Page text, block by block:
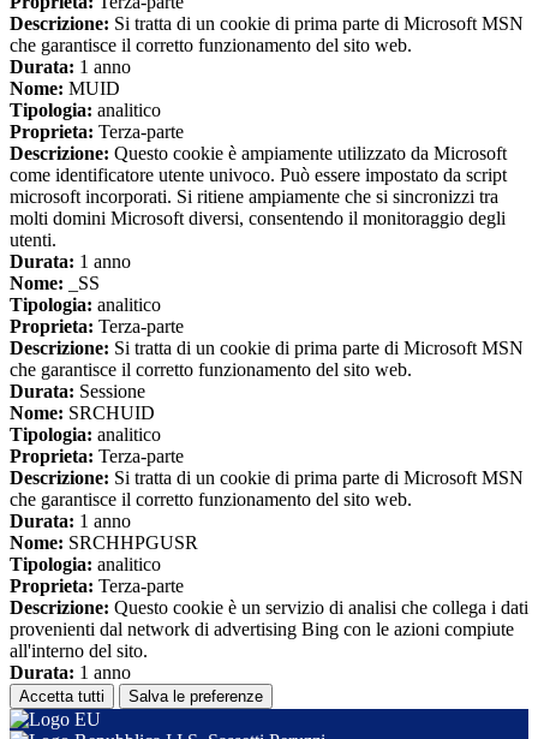
Descrizione: Si tratta di un cookie di prima parte di Microsoft MSN
che garantisce il corretto funzionamento del sito web.
Durata: 1 anno
Nome: MUID
Tipologia: analitico
Proprieta: Terza-parte
Descrizione: Questo cookie è ampiamente utilizzato da Microsoft
come identificatore utente univoco. Può essere impostato da script
microsoft incorporati. Si ritiene ampiamente che si sincronizzi tra
molti domini Microsoft diversi, consentendo il monitoraggio degli
utenti.
Durata: 1 anno
Nome: _SS
Tipologia: analitico
Proprieta: Terza-parte
Descrizione: Si tratta di un cookie di prima parte di Microsoft MSN
che garantisce il corretto funzionamento del sito web.
Durata: Sessione
Nome: SRCHUID
Tipologia: analitico
Proprieta: Terza-parte
Descrizione: Si tratta di un cookie di prima parte di Microsoft MSN
che garantisce il corretto funzionamento del sito web.
Durata: 1 anno
Nome: SRCHHPGUSR
Tipologia: analitico
Proprieta: Terza-parte
Descrizione: Questo cookie è un servizio di analisi che collega i dati
provenienti dal network di advertising Bing con le azioni compiute
all'interno del sito.
Durata: 1 anno
Accetta tutti Salva le preferenze